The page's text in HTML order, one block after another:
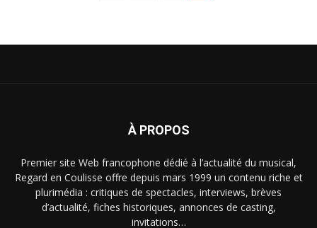
À PROPOS
Premier site Web francophone dédié à l’actualité du musical,
Regard en Coulisse offre depuis mars 1999 un contenu riche et
plurimédia : critiques de spectacles, interviews, brèves
d’actualité, fiches historiques, annonces de casting,
invitations…